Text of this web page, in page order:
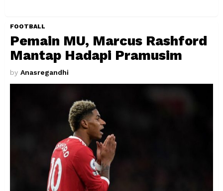
FOOTBALL
Pemain MU, Marcus Rashford
Mantap Hadapi Pramusim
by Anasregandhi